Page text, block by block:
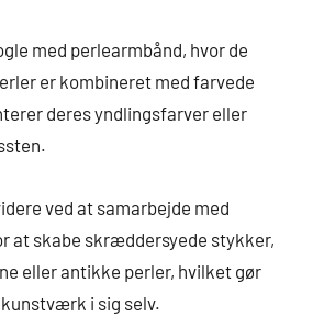
med perlearmbånd, hvor de
er kombineret med farvede
deres yndlingsfarver eller
ved at samarbejde med
at skabe skræddersyede stykker,
eller antikke perler, hvilket gør
i sig selv.